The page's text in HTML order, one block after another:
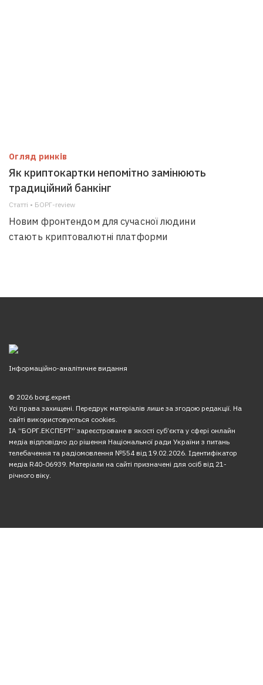
Огляд ринків
Як криптокартки непомітно замінюють
традиційний банкінг
Статті • БОРГ-review
Новим фронтендом для сучасної людини
стають криптовалютні платформи
Інформаційно-аналітичне видання
© 2026 borg.expert
Усі права захищені. Передрук матеріалів лише за згодою редакції. На
сайті використовуються cookies.
ІА “БОРГ.ЕКСПЕРТ” зареєстроване в якості суб’єкта у сфері онлайн
медіа відповідно до рішення Національної ради України з питань
телебачення та радіомовлення №554 від 19.02.2026. Ідентифікатор
медіа R40-06939. Матеріали на сайті призначені для осіб від 21-
річного віку.